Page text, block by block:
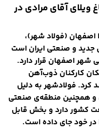
ویلای آقای مرادی در
اصفهان (فولاد شهر)،
و صنعتی ایران است
غربی شهر اصفهان قرار دارد.
با هدف اسکان کارکنان ذوب‌آهن
فولادشهر به دلیل
و همچنین منطقه‌ی صنعتی
کشور دارد و بخش قابل
در خود جای داده است.